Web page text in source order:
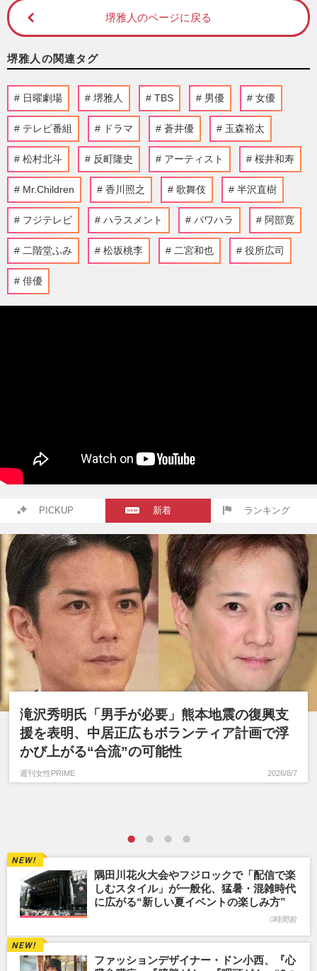
堺雅人のページに戻る
堺雅人の関連タグ
日曜劇場 堺雅人 TBS 男優 女優
テレビ番組 ドラマ 蒼井優 玉森裕太
松村北斗 反町隆史 アーティスト 桜井和寿
Mr.Children 香川照之 歌舞伎 半沢直樹
フジテレビ ハラスメント パワハラ 阿部寛
二階堂ふみ 松坂桃李 二宮和也 役所広司
俳優
PICKUP 新着 ランキング
滝沢秀明氏「男手が必要」熊本地震の復興支
援を表明、中居正広もボランティア計画で浮
かび上がる“合流”の可能性
週刊女性PRIME 2026/8/7
隅田川花火大会やフジロックで「配信で楽
しむスタイル」が一般化、猛暑・混雑時代
に広がる“新しい夏イベントの楽しみ方”
0時間前
ファッションデザイナー・ドン小西、『心